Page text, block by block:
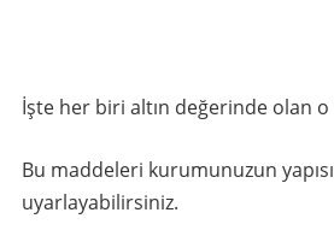
İşte her biri altın değerinde olan
Bu maddeleri kurumunuzun
uyarlayabilirsiniz.